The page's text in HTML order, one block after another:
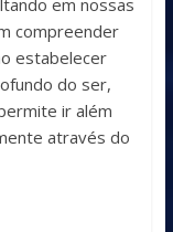
em nossas
compreender
estabelecer
do ser,
ir além
através do